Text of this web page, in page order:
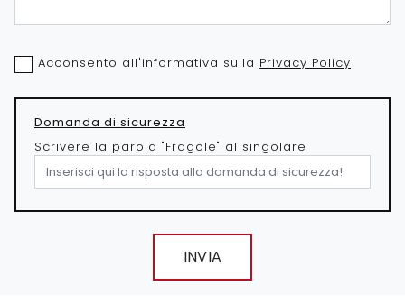
Acconsento all'informativa sulla Privacy Policy
Domanda di sicurezza
Scrivere la parola "Fragole" al singolare
INVIA